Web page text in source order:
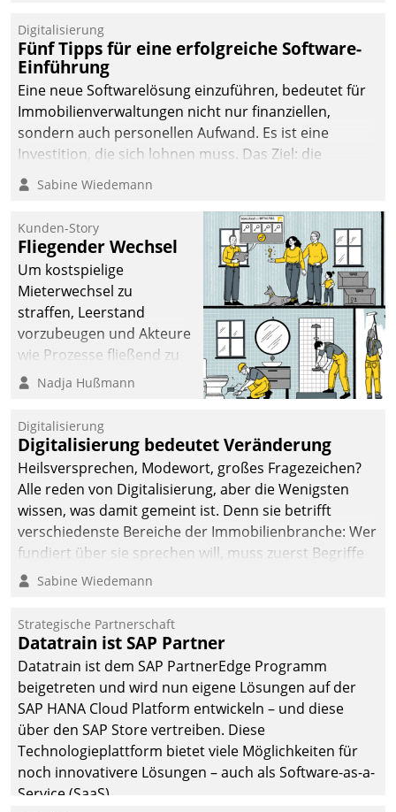
Digitalisierung
Fünf Tipps für eine erfolgreiche Software-
Einführung
Eine neue Softwarelösung einzuführen, bedeutet für
Immobilienverwaltungen nicht nur finanziellen,
sondern auch personellen Aufwand. Es ist eine
Investition, die sich lohnen muss. Das Ziel: die
nachhaltige Optimierung der Geschäftsabläufe. Damit
dieses Ziel erreicht wird, sollten einige Grundregeln
Sabine Wiedemann
Kunden-Story
Fliegender Wechsel
Um kostspielige
Mieterwechsel zu
straffen, Leerstand
vorzubeugen und Akteure
wie Prozesse fließend zu
vernetzen, nutzt die
Jahresbeginn eine
Überblick, Einsicht und
Eingriff bietende Lösung.
Zur Entwicklung setzte
man auf
Cloudtechnologie,
bewährte und Startup-
agile Projektmethoden.
Nadja Hußmann
Digitalisierung
Digitalisierung bedeutet Veränderung
Heilsversprechen, Modewort, großes Fragezeichen?
Alle reden von Digitalisierung, aber die Wenigsten
wissen, was damit gemeint ist. Denn sie betrifft
verschiedenste Bereiche der Immobilienbranche: Wer
fundiert über sie sprechen will, muss zuerst Begriffe
klären. Ein Aspekt ist die betriebliche Optimierung:
Einsparungen durch optimierte und automatisierte
Prozesse. Doch man darf nicht zu viel erwarten: Allein
mit der Einführung einer neuen Software ist es nicht
getan. Die Digitalisierung erfordert von Unternehmen
die Bereitschaft, sich zu überprüfen, zu hinterfragen
und zu verändern.
Sabine Wiedemann
Strategische Partnerschaft
Datatrain ist SAP Partner
Datatrain ist dem SAP PartnerEdge Programm
beigetreten und wird nun eigene Lösungen auf der
SAP HANA Cloud Platform entwickeln – und diese
über den SAP Store vertreiben. Diese
Technologieplattform bietet viele Möglichkeiten für
noch innovativere Lösungen – auch als Software-as-a-
Service (SaaS).